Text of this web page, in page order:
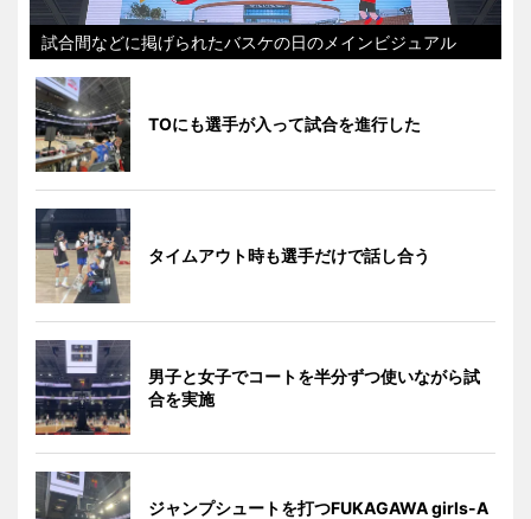
試合間などに掲げられたバスケの日のメインビジュアル
TOにも選手が入って試合を進行した
タイムアウト時も選手だけで話し合う
男子と女子でコートを半分ずつ使いながら試
合を実施
ジャンプシュートを打つFUKAGAWA girls-A